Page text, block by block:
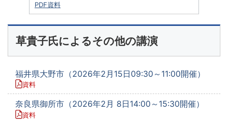
PDF資料
草貴子氏によるその他の講演
福井県大野市（2026年2月15日09:30～11:00開催）
資料
奈良県御所市（2026年2月 8日14:00～15:30開催）
資料